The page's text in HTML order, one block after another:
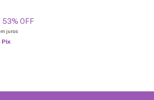
53% OFF
juros
Pix